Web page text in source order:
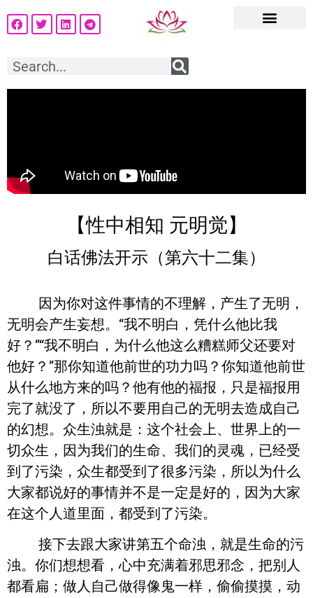
【性中相知 元明觉】
白话佛法开示（第六十二集）
因为你对这件事情的不理解，产生了无明，
无明会产生妄想。“我不明白，凭什么他比我
好？”“我不明白，为什么他这么糟糕师父还要对
他好？”那你知道他前世的功力吗？你知道他前世
从什么地方来的吗？他有他的福报，只是福报用
完了就没了，所以不要用自己的无明去造成自己
的幻想。众生浊就是：这个社会上、世界上的一
切众生，因为我们的生命、我们的灵魂，已经受
到了污染，众生都受到了很多污染，所以为什么
大家都说好的事情并不是一定是好的，因为大家
在这个人道里面，都受到了污染。
接下去跟大家讲第五个命浊，就是生命的污
浊。你们想想看，心中充满着邪思邪念，把别人
都看扁；做人自己做得像鬼一样，偷偷摸摸，动